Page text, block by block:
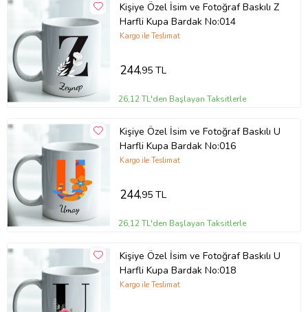
Kişiye Özel İsim ve Fotoğraf Baskılı Z
Harfli Kupa Bardak No:014
Kargo ile Teslimat
244,95 TL
26,12 TL'den Başlayan Taksitlerle
Kişiye Özel İsim ve Fotoğraf Baskılı U
Harfli Kupa Bardak No:016
Kargo ile Teslimat
244,95 TL
26,12 TL'den Başlayan Taksitlerle
Kişiye Özel İsim ve Fotoğraf Baskılı U
Harfli Kupa Bardak No:018
Kargo ile Teslimat